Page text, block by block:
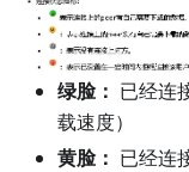
绿脸： 已经连
载速度）
黄脸： 已经连